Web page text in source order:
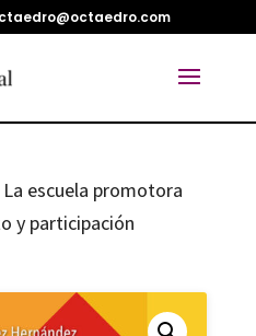
escuela promotora
y participación